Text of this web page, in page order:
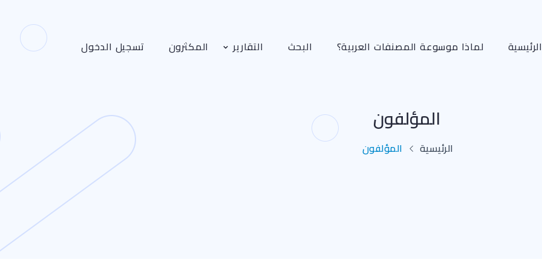
لماذا موسوعة المصنفات العربية؟ البحث التقارير المكثرون تسجيل الدخول
المؤلفون
الرئيسية المؤلفون